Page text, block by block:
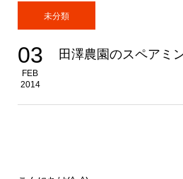
未分類
03
FEB
2014
田澤農園のスペアミ